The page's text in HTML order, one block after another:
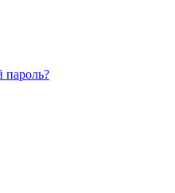
пароль?